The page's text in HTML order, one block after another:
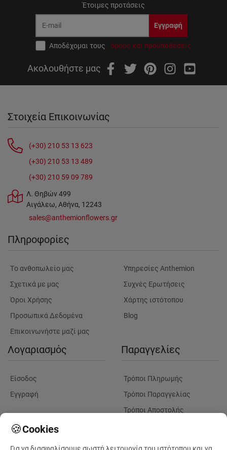
Έτοιμες προτάσεις
Εγγραφή
Αποδέχομαι τους όρους και προϋποθέσεις
Ακολουθήστε μας
Στοιχεία Επικοινωνίας
(+30) 210 53 13 623
(+30) 210 53 13 489
(+30) 210 59 09 789
Λ. Θηβών 499
Αιγάλεω, Αθήνα, 12243
sales@anthemionflowers.gr
Πληροφορίες
Tο ανθοπωλείο μας
Σχετικά με μας
Όροι Χρήσης
Προσωπικά Δεδομένα
Επικοινωνήστε μαζί μας
Υπηρεσίες Anthemion
Συχνές Ερωτήσεις
Χάρτης ιστότοπου
Blog
Λογαριασμός
Είσοδος
Εγγραφή
Λουλούδια
Παραγγελίες
Τρόποι Πληρωμής
Τρόποι Παραγγελίας
Τρόποι Αποστολής
🍪Cookies